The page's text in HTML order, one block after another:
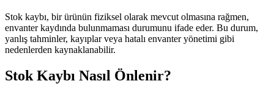
Stok kaybı, bir ürünün fiziksel olarak mevcut olmasına rağmen,
envanter kaydında bulunmaması durumunu ifade eder. Bu durum,
yanlış tahminler, kayıplar veya hatalı envanter yönetimi gibi
nedenlerden kaynaklanabilir.
Stok Kaybı Nasıl Önlenir?